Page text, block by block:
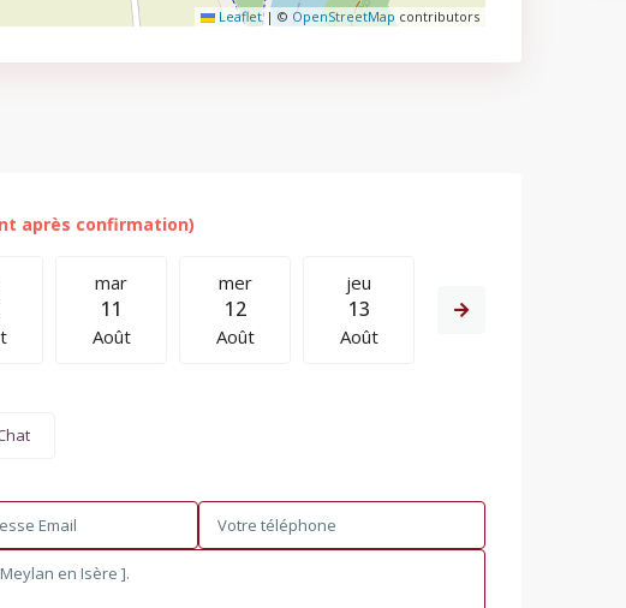
Leaflet | © OpenStreetMap contributors
mar
11
Août
mer
12
Août
jeu
13
Août